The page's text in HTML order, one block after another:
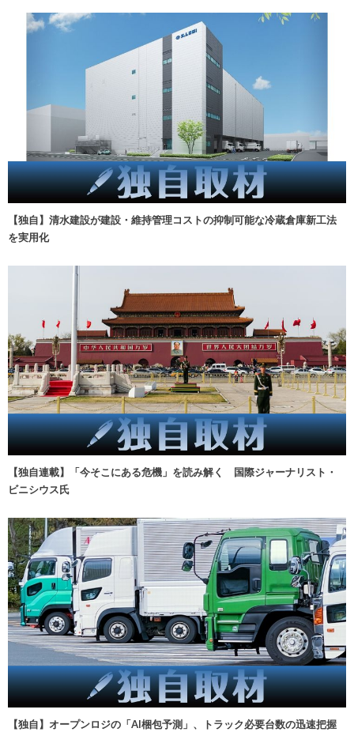
【独自】清水建設が建設・維持管理コストの抑制可能な冷蔵倉庫新工法
を実用化
【独自連載】「今そこにある危機」を読み解く 国際ジャーナリスト・
ビニシウス氏
【独自】オープンロジの「AI梱包予測」、トラック必要台数の迅速把握